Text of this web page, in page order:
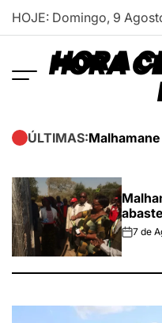
Skip
HOJE: Domingo, 9
HORA
ÚLTIMAS:
on7 de